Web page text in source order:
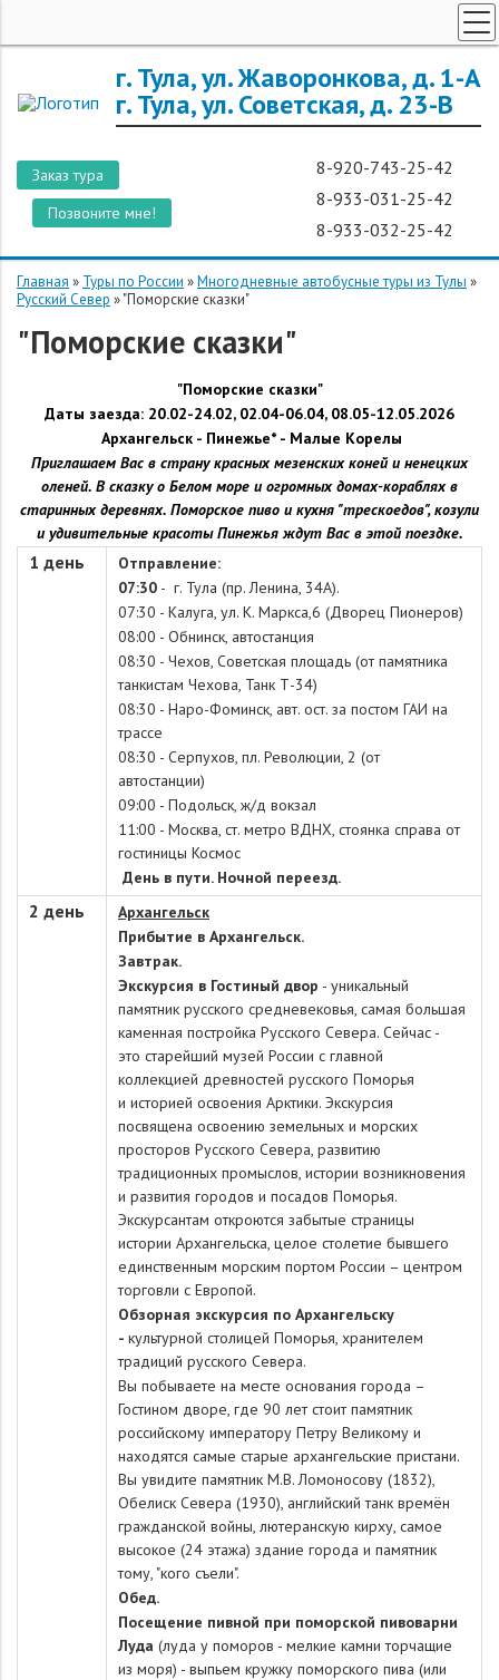
г. Тула, ул. Жаворонкова, д. 1-А
г. Тула, ул. Советская, д. 23-В
Заказ тура
Позвоните мне!
8-920-743-25-42
8-933-031-25-42
8-933-032-25-42
ЗАРУБЕЖНЫЕ ТУРЫ
О КОМПАНИИ
Главная » Туры по России »Многодневные автобусные туры из Тулы »
Русский Север »"Поморские сказки"
"Поморские сказки"
"Поморские сказки"
Даты заезда: 20.02-24.02, 02.04-06.04, 08.05-12.05.2026
Архангельск - Пинежье* - Малые Корелы
Приглашаем Вас в страну красных мезенских коней и ненецких
оленей. В сказку о Белом море и огромных домах-кораблях в
старинных деревнях. Поморское пиво и кухня "трескоедов", козули
и удивительные красоты Пинежья ждут Вас в этой поездке.
1 день
Отправление:
07:30 - г. Тула (пр. Ленина, 34А).
07:30 - Калуга, ул. К. Маркса,6 (Дворец Пионеров)
08:00 - Обнинск, автостанция
08:30 - Чехов, Советская площадь (от памятника
танкистам Чехова, Танк Т-34)
08:30 - Наро-Фоминск, авт. ост. за постом ГАИ на
трассе
08:30 - Серпухов, пл. Революции, 2 (от
автостанции)
09:00 - Подольск, ж/д вокзал
11:00 - Москва, ст. метро ВДНХ, стоянка справа от
гостиницы Космос
День в пути. Ночной переезд.
2 день
Архангельск
Прибытие в Архангельск.
Завтрак.
Экскурсия в Гостиный двор - уникальный
памятник русского средневековья, самая большая
каменная постройка Русского Севера. Сейчас -
это старейший музей России с главной
коллекцией древностей русского Поморья
и историей освоения Арктики. Экскурсия
посвящена освоению земельных и морских
просторов Русского Севера, развитию
традиционных промыслов, истории возникновения
и развития городов и посадов Поморья.
Экскурсантам откроются забытые страницы
истории Архангельска, целое столетие бывшего
единственным морским портом России – центром
торговли с Европой.
Обзорная экскурсия по Архангельску
- культурной столицей Поморья, хранителем
традиций русского Севера.
Вы побываете на месте основания города –
Гостином дворе, где 90 лет стоит памятник
российскому императору Петру Великому и
находятся самые старые архангельские пристани.
Вы увидите памятник М.В. Ломоносову (1832),
Обелиск Севера (1930), английский танк времён
гражданской войны, лютеранскую кирху, самое
высокое (24 этажа) здание города и памятник
тому, "кого съели".
Обед.
Посещение пивной при поморской пивоварни
Луда (луда у поморов - мелкие камни торчащие
из моря) - выпьем кружку поморского пива (или